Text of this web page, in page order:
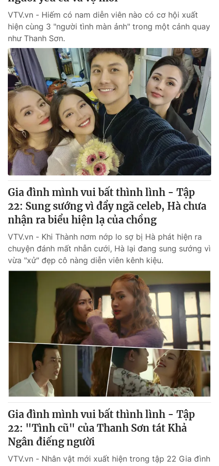
VTV.vn - Hiếm có nam diễn viên nào có cơ hội xuất
hiện cùng 3 "người tình màn ảnh" trong một cảnh quay
như Thanh Sơn.
Gia đình mình vui bất thình lình - Tập
22: Sung sướng vì đẩy ngã celeb, Hà chưa
nhận ra biểu hiện lạ của chồng
VTV.vn - Khi Thành nơm nớp lo sợ bị Hà phát hiện ra
chuyện đánh mất nhẫn cưới, Hà lại đang sung sướng vì
vừa "xử" đẹp cô nàng diễn viên kênh kiệu.
Gia đình mình vui bất thình lình - Tập
22: "Tình cũ" của Thanh Sơn tát Khả
Ngân điếng người
VTV.vn - Nhân vật mới xuất hiện trong tập 22 Gia đình